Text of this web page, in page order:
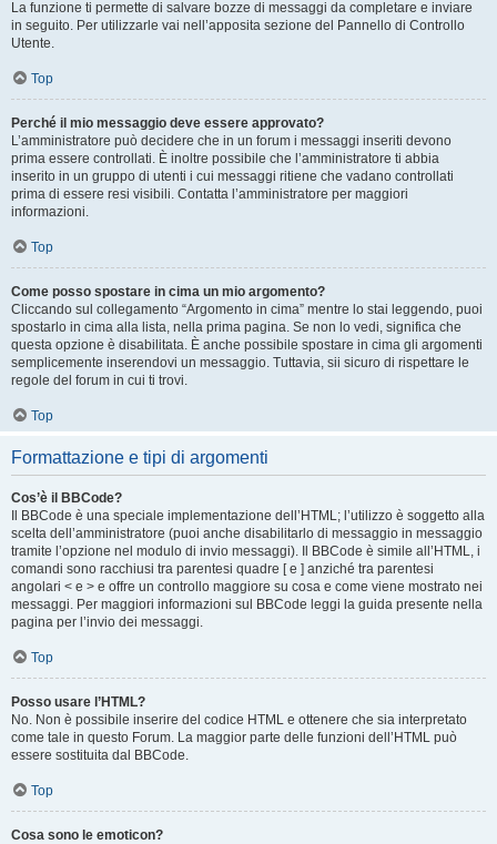
La funzione ti permette di salvare bozze di messaggi da completare e inviare
in seguito. Per utilizzarle vai nell’apposita sezione del Pannello di Controllo
Utente.
Top
Perché il mio messaggio deve essere approvato?
L’amministratore può decidere che in un forum i messaggi inseriti devono
prima essere controllati. È inoltre possibile che l’amministratore ti abbia
inserito in un gruppo di utenti i cui messaggi ritiene che vadano controllati
prima di essere resi visibili. Contatta l’amministratore per maggiori
informazioni.
Top
Come posso spostare in cima un mio argomento?
Cliccando sul collegamento “Argomento in cima” mentre lo stai leggendo, puoi
spostarlo in cima alla lista, nella prima pagina. Se non lo vedi, significa che
questa opzione è disabilitata. È anche possibile spostare in cima gli argomenti
semplicemente inserendovi un messaggio. Tuttavia, sii sicuro di rispettare le
regole del forum in cui ti trovi.
Top
Formattazione e tipi di argomenti
Cos’è il BBCode?
Il BBCode è una speciale implementazione dell’HTML; l’utilizzo è soggetto alla
scelta dell’amministratore (puoi anche disabilitarlo di messaggio in messaggio
tramite l’opzione nel modulo di invio messaggi). Il BBCode è simile all’HTML, i
comandi sono racchiusi tra parentesi quadre [ e ] anziché tra parentesi
angolari < e > e offre un controllo maggiore su cosa e come viene mostrato nei
messaggi. Per maggiori informazioni sul BBCode leggi la guida presente nella
pagina per l’invio dei messaggi.
Top
Posso usare l’HTML?
No. Non è possibile inserire del codice HTML e ottenere che sia interpretato
come tale in questo Forum. La maggior parte delle funzioni dell’HTML può
essere sostituita dal BBCode.
Top
Cosa sono le emoticon?